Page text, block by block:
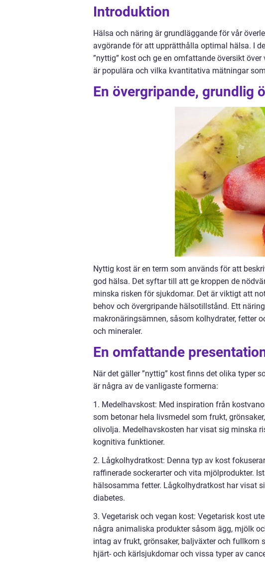
Introduktion
Hälsa och näring är grundläggande för vår
avgörande för att upprätthålla optimal hälsa. I
”nyttig” kost och ge en omfattande översikt
är populära och vilka kvantitativa mätningar
En övergripande, grundlig
Nyttig kost är en term som används för att
god hälsa. Det syftar till att ge kroppen de
minska risken för sjukdomar. Det är viktigt att
behov och övergripande hälsotillstånd. Ett
makronäringsämnen, såsom kolhydrater, fetter
och mineraler.
En omfattande
När det gäller ”nyttig” kost finns det olika typer
är några av de vanligaste formerna:
1. Medelhavskost: Med inspiration från
som betonar hela livsmedel som frukt,
olivolja. Medelhavskosten har visat sig minska
kognitiva funktioner.
2. Lågkolhydratkost: Denna typ av kost
raffinerade sockerarter och vita mjölprodukter.
hälsosamma fetter. Lågkolhydratkost har visat
diabetes.
3. Vegetarisk och vegan kost: Vegetarisk kost
några animaliska produkter såsom ägg, mjölk
intag av frukt, grönsaker, baljväxter och
hjärt- och kärlsjukdomar och vissa typer av